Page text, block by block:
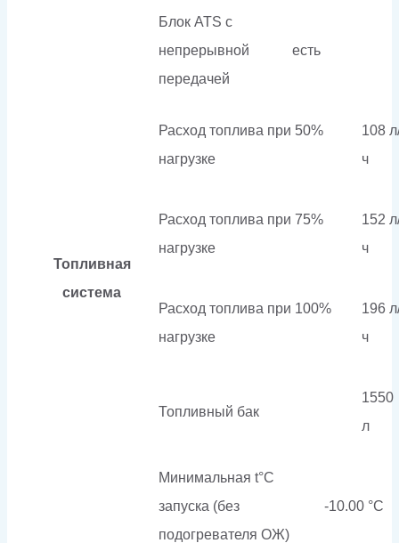
Блок ATS с
непрерывной
передачей
есть
Топливная
система
Расход топлива при 50%
нагрузке
108
ч
Расход топлива при 75%
нагрузке
152
ч
Расход топлива при 100%
нагрузке
196
ч
Топливный бак
1550
л
Минимальная t°С
запуска (без
подогревателя ОЖ)
-10.00 °С